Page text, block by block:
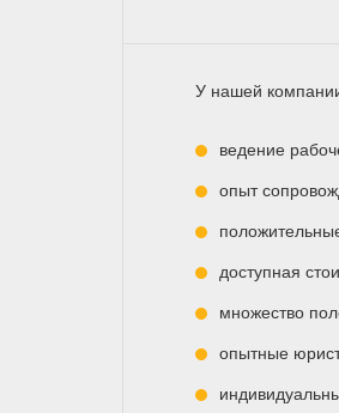
У нашей
ведение
опыт
доступная
множество
опытные